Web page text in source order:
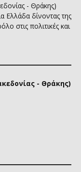
- Θράκης)
Ελλάδα δίνοντας της
στις πολιτικές και
- Θράκης)